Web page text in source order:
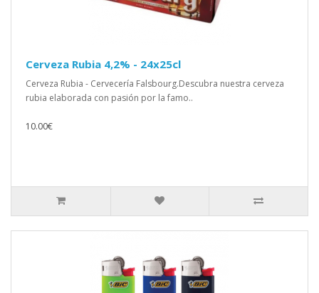
Cerveza Rubia 4,2% - 24x25cl
Cerveza Rubia - Cervecería Falsbourg.Descubra nuestra cerveza
rubia elaborada con pasión por la famo..
10.00€